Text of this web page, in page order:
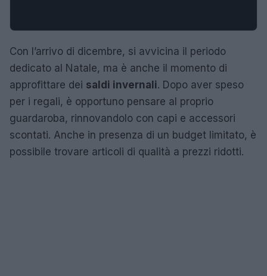
Con l’arrivo di dicembre, si avvicina il periodo
dedicato al Natale, ma è anche il momento di
approfittare dei saldi invernali. Dopo aver speso
per i regali, è opportuno pensare al proprio
guardaroba, rinnovandolo con capi e accessori
scontati. Anche in presenza di un budget limitato, è
possibile trovare articoli di qualità a prezzi ridotti.